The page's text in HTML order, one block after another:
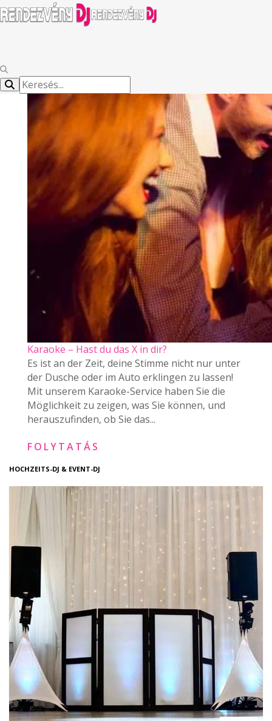
Karaoke – Hast du das X in dir?
Es ist an der Zeit, deine Stimme nicht nur unter
der Dusche oder im Auto erklingen zu lassen!
Mit unserem Karaoke-Service haben Sie die
Möglichkeit zu zeigen, was Sie können, und
herauszufinden, ob Sie das...
FOLYTATÁS
HOCHZEITS-DJ & EVENT-DJ